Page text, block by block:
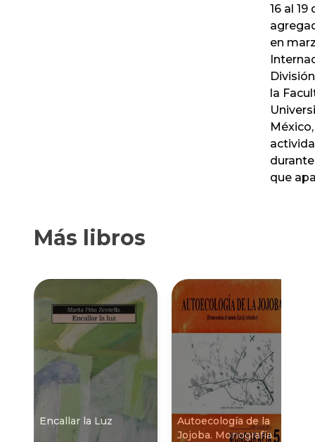
16 al
en
la
que
Más libros
Encallar la Luz
Autoecologí­a de la
Jojoba. Monografí­a.